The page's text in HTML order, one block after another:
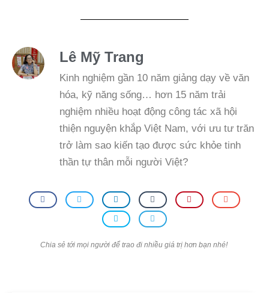
Lê Mỹ Trang
Kinh nghiệm gần 10 năm giảng dạy về văn
hóa, kỹ năng sống… hơn 15 năm trải
nghiệm nhiều hoạt động công tác xã hội
thiện nguyện khắp Việt Nam, với ưu tư trăn
trở làm sao kiến tạo được sức khỏe tinh
thần tự thân mỗi người Việt?
Chia sẻ tới mọi người để trao đi nhiều giá trị hơn bạn nhé!